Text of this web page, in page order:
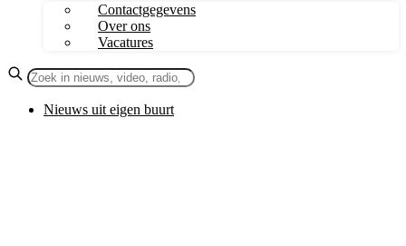
Contactgegevens
Over ons
Vacatures
Nieuws uit eigen buurt